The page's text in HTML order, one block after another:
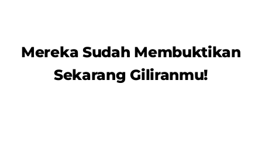
Mereka Sudah Membuktikan
Sekarang Giliranmu!